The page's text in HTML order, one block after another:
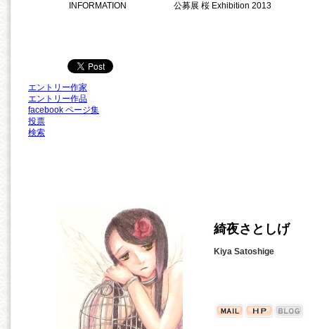
INFORMATION 公募展 桜 Exhibition 2013
エントリー作家
エントリー作品
facebook ページ集
投票
検索
綺夜さとしげ
Kiya Satoshige